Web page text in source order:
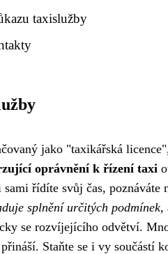
taxislužby
jako "taxikářská
oprávnění k řízení taxi
sami řídíte svůj čas,
splnění určitých podmínek,
se rozvíjejícího odvětví.
Staňte se i vy součástí